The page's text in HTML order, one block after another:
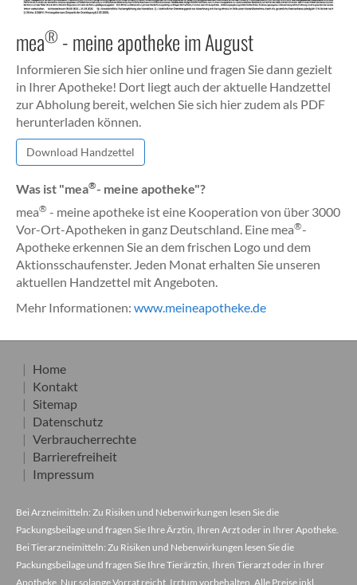
mea® - meine apotheke im August
Informieren Sie sich hier online und fragen Sie dann gezielt
in Ihrer Apotheke! Dort liegt auch der aktuelle Handzettel
zur Abholung bereit, welchen Sie sich hier zudem als PDF
herunterladen können.
Download Handzettel
Was ist "mea®- meine apotheke"?
mea® - meine apotheke ist eine Kooperation von über 3000
Vor-Ort-Apotheken in ganz Deutschland. Eine mea®-
Apotheke erkennen Sie an dem frischen Logo und dem
Aktionsschaufenster. Jeden Monat erhalten Sie unseren
aktuellen Handzettel mit Angeboten.
Mehr Informationen: www.meineapotheke.de
Home
Kontakt
Sitemap
Datenschutz
Verbraucherrechte
Barrierefreiheit
Impressum
Bei Arzneimitteln: Zu Risiken und Nebenwirkungen lesen Sie die
Packungsbeilage und fragen Sie Ihre Ärztin, Ihren Arzt oder in Ihrer Apotheke.
Bei Tierarzneimitteln: Zu Risiken und Nebenwirkungen lesen Sie die
Packungsbeilage und fragen Sie Ihre Tierärztin, Ihren Tierarzt oder in Ihrer
Apotheke. Nur solange Vorrat reicht. Irrtum vorbehalten. Alle Preise inkl.